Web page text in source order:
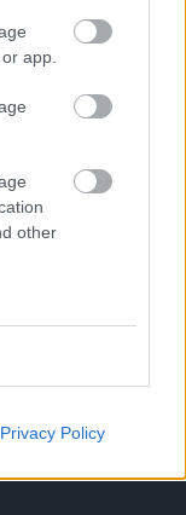
app.
other
Privacy Policy